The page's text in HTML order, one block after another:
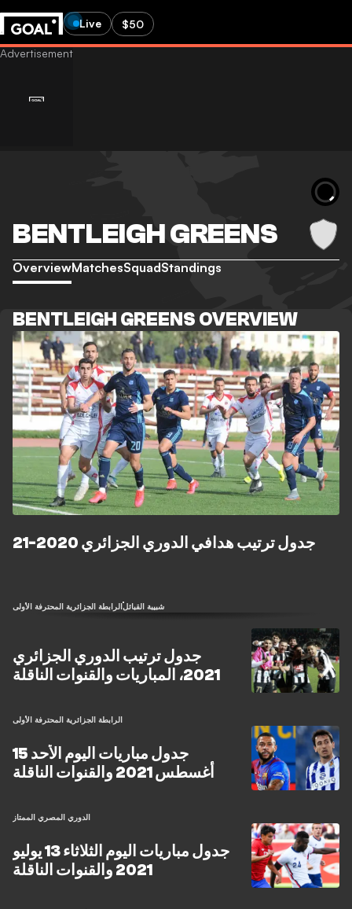
Live $50
BENTLEIGH GREENS
OverviewMatchesSquadStandings
BENTLEIGH GREENS OVERVIEW
جدول ترتيب هدافي الدوري الجزائري 2020-21
الرابطة الجزائرية المحترفة الأولىشبيبة القبائل
جدول ترتيب الدوري الجزائري
2021، المباريات والقنوات الناقلة
الرابطة الجزائرية المحترفة الأولى
جدول مباريات اليوم الأحد 15
أغسطس 2021 والقنوات الناقلة
الدوري المصري الممتاز
جدول مباريات اليوم الثلاثاء 13 يوليو
2021 والقنوات الناقلة